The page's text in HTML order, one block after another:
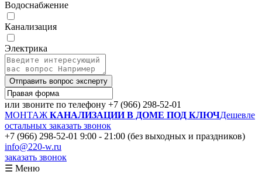
Водоснабжение
Канализация
Электрика
Отправить вопрос эксперту
или звоните по телефону +7 (966) 298-52-01
МОНТАЖ КАНАЛИЗАЦИИ В ДОМЕ ПОД КЛЮЧДешевле
остальных заказать звонок
+7 (966) 298-52-01 9:00 - 21:00 (без выходных и праздников)
info@220-w.ru
заказать звонок
☰ Меню